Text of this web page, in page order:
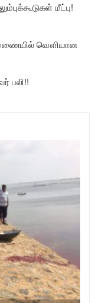
மீட்பு!
வௌியான
பலி!!